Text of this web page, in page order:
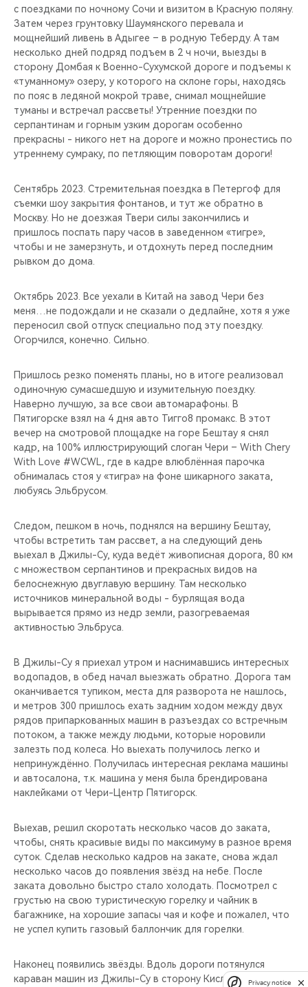
с поездками по ночному Сочи и визитом в Красную поляну.
Затем через грунтовку Шаумянского перевала и
мощнейший ливень в Адыгее – в родную Теберду. А там
несколько дней подряд подъем в 2 ч ночи, выезды в
сторону Домбая к Военно-Сухумской дороге и подъемы к
«туманному» озеру, у которого на склоне горы, находясь
по пояс в ледяной мокрой траве, снимал мощнейшие
туманы и встречал рассветы! Утренние поездки по
серпантинам и горным узким дорогам особенно
прекрасны - никого нет на дороге и можно пронестись по
утреннему сумраку, по петляющим поворотам дороги!
Сентябрь 2023. Стремительная поездка в Петергоф для
съемки шоу закрытия фонтанов, и тут же обратно в
Москву. Но не доезжая Твери силы закончились и
пришлось поспать пару часов в заведенном «тигре»,
чтобы и не замерзнуть, и отдохнуть перед последним
рывком до дома.
Октябрь 2023. Все уехали в Китай на завод Чери без
меня…не подождали и не сказали о дедлайне, хотя я уже
переносил свой отпуск специально под эту поездку.
Огорчился, конечно. Сильно.
Пришлось резко поменять планы, но в итоге реализовал
одиночную сумасшедшую и изумительную поездку.
Наверно лучшую, за все свои автомарафоны. В
Пятигорске взял на 4 дня авто Тигго8 промакс. В этот
вечер на смотровой площадке на горе Бештау я снял
кадр, на 100% иллюстрирующий слоган Чери – With Chery
With Love #WCWL, где в кадре влюблённая парочка
обнималась стоя у «тигра» на фоне шикарного заката,
любуясь Эльбрусом.
Следом, пешком в ночь, поднялся на вершину Бештау,
чтобы встретить там рассвет, а на следующий день
выехал в Джилы-Су, куда ведёт живописная дорога, 80 км
с множеством серпантинов и прекрасных видов на
белоснежную двуглавую вершину. Там несколько
источников минеральной воды - бурлящая вода
вырывается прямо из недр земли, разогреваемая
активностью Эльбруса.
В Джилы-Су я приехал утром и наснимавшись интересных
водопадов, в обед начал выезжать обратно. Дорога там
оканчивается тупиком, места для разворота не нашлось,
и метров 300 пришлось ехать задним ходом между двух
рядов припаркованных машин в разъездах со встречным
потоком, а также между людьми, которые норовили
залезть под колеса. Но выехать получилось легко и
непринуждённо. Получилась интересная реклама машины
и автосалона, т.к. машина у меня была брендирована
наклейками от Чери-Центр Пятигорск.
Выехав, решил скоротать несколько часов до заката,
чтобы, снять красивые виды по максимуму в разное время
суток. Сделав несколько кадров на закате, снова ждал
несколько часов до появления звёзд на небе. После
заката довольно быстро стало холодать. Посмотрел с
грустью на свою туристическую горелку и чайник в
багажнике, на хорошие запасы чая и кофе и пожалел, что
не успел купить газовый баллончик для горелки.
Наконец появились звёзды. Вдоль дороги потянулся
караван машин из Джилы-Су в сторону Кисловодска.Privacy notice